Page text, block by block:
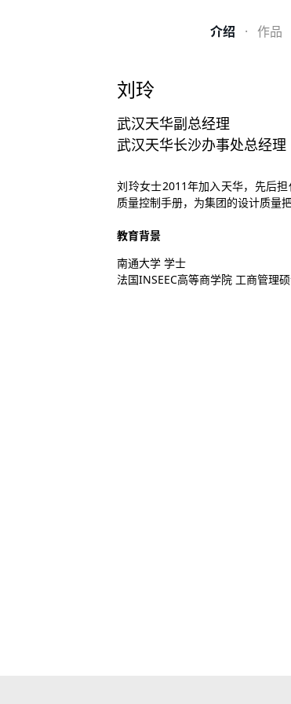
介绍 · 作品
刘玲
武汉天华副总经理
武汉天华长沙办事处总经理
刘玲女士2011年加入天华，先后
质量控制手册，为集团的设计质量
教育背景
南通大学 学士
法国INSEEC高等商学院 工商管理